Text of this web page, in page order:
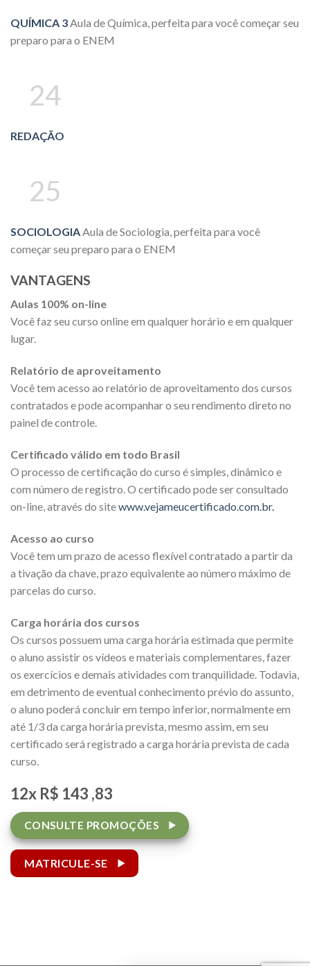
QUÍMICA 3Aula de Química, perfeita para você começar seu
preparo para o ENEM
24
REDAÇÃO
25
SOCIOLOGIAAula de Sociologia, perfeita para você
começar seu preparo para o ENEM
VANTAGENS
Aulas 100% on-line
Você faz seu curso online em qualquer horário e em qualquer
lugar.
Relatório de aproveitamento
Você tem acesso ao relatório de aproveitamento dos cursos
contratados e pode acompanhar o seu rendimento direto no
painel de controle.
Certificado válido em todo Brasil
O processo de certificação do curso é simples, dinâmico e
com número de registro. O certificado pode ser consultado
on-line, através do sitewww.vejameucertificado.com.br.
Acesso ao curso
Você tem um prazo de acesso flexível contratado a partir da
a tivação da chave, prazo equivalente ao número máximo de
parcelas do curso.
Carga horária dos cursos
Os cursos possuem uma carga horária estimada que permite
o aluno assistir os vídeos e materiais complementares, fazer
os exercícios e demais atividades com tranquilidade. Todavia,
em detrimento de eventual conhecimento prévio do assunto,
o aluno poderá concluir em tempo inferior, normalmente em
até 1/3 da carga horária prevista, mesmo assim, em seu
certificado será registrado a carga horária prevista de cada
curso.
12x R$ 143 ,83
CONSULTE PROMOÇÕES
MATRICULE-SE